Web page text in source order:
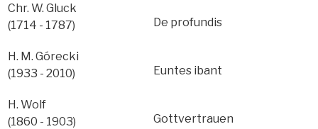
Chr. W. Gluck
(1714 - 1787)
De profundis
H. M. Górecki
(1933 - 2010)
Euntes ibant
H. Wolf
(1860 - 1903)
Gottvertrauen